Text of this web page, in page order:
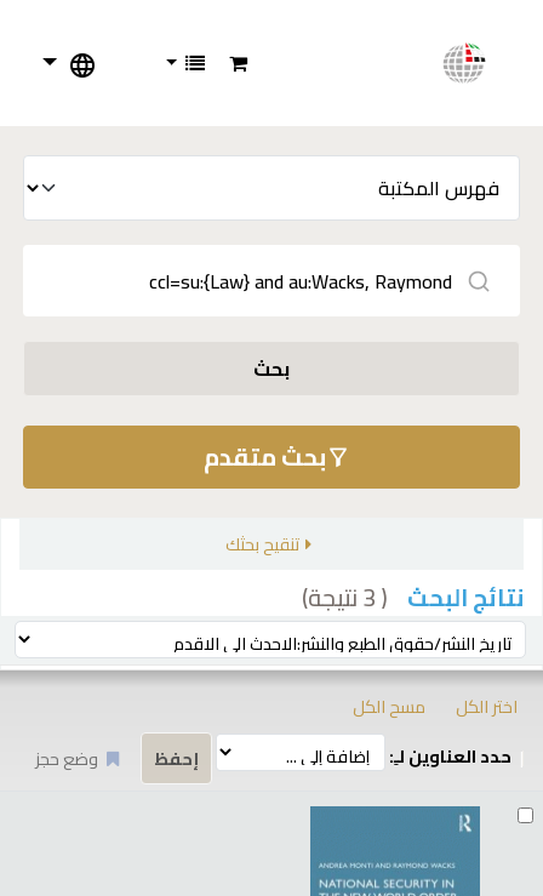
بحث
بحث متقدم
تنقيح بحثك
نتائج البحث ( 3 نتيجة)
ترتيب بواسطة:
اختر الكل
مسح الكل
حدد العناوين لـِ:
وضع حجز